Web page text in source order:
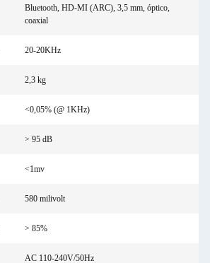
Bluetooth, HD-MI (ARC), 3,5 mm, óptico,
coaxial
20-20KHz
2,3 kg
<0,05% (@ 1KHz)
> 95 dB
<1mv
580 milivolt
> 85%
AC 110-240V/50Hz